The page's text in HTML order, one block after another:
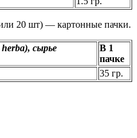
20 шт) — картонные пачки.
сырье
В 1
пачке
35 гр.